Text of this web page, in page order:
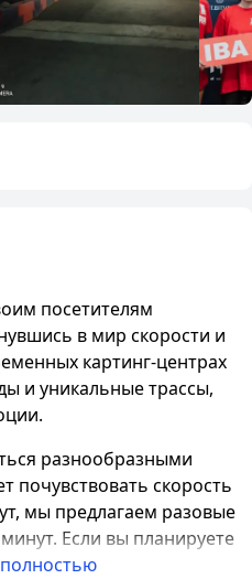
посетителям
в мир скорости и
картинг-центрах
и уникальные трассы,
разнообразными
почувствовать скорость
мы предлагаем разовые
Если вы планируете
или